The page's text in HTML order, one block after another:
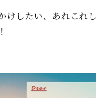
けしたい、あれこれ